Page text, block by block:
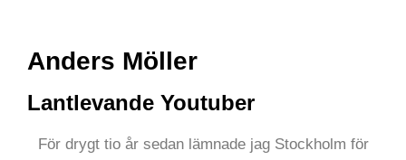
Anders Möller
Lantlevande Youtuber
För drygt tio år sedan lämnade jag Stockholm för